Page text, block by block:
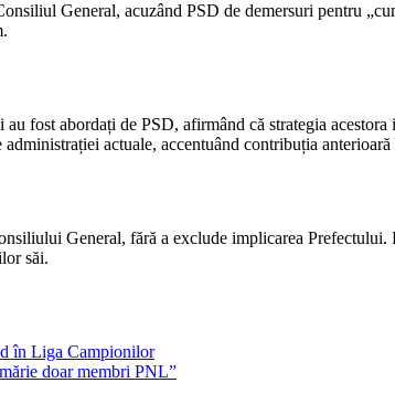
General, acuzând PSD de demersuri pentru
fost abordați de PSD, afirmând că strategia
actuale, accentuând contribuția anterioară
General, fără a exclude implicarea Prefectului.
săi.
în Liga Campionilor
doar membri PNL”